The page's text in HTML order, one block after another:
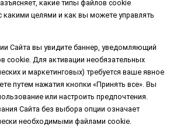
какие типы файлов cookie
какими целями и как вы можете управлять
Сайта вы увидите баннер, уведомляющий
cookie. Для активации необязательных
и маркетинговых) требуется ваше явное
путем нажатия кнопки «Принять все». Вы
или настроить предпочтения.
Сайта без выбора опции означает
необходимыми файлами cookie.